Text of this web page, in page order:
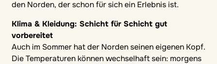
den Norden, der schon für sich ein Erlebnis ist.
Klima & Kleidung: Schicht für Schicht gut
vorbereitet
Auch im Sommer hat der Norden seinen eigenen Kopf.
Die Temperaturen können wechselhaft sein: morgens